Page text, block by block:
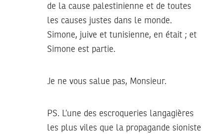
de la cause palestinienne et de toutes
les causes justes dans le monde.
Simone, juive et tunisienne, en était ; et
Simone est partie.
Je ne vous salue pas, Monsieur.
PS. L’une des escroqueries langagières
les plus viles que la propagande sioniste